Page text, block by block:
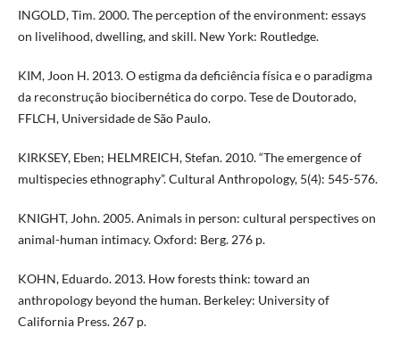
INGOLD, Tim. 2000. The perception of the environment: essays
on livelihood, dwelling, and skill. New York: Routledge.
KIM, Joon H. 2013. O estigma da deficiência física e o paradigma
da reconstrução biocibernética do corpo. Tese de Doutorado,
FFLCH, Universidade de São Paulo.
KIRKSEY, Eben; HELMREICH, Stefan. 2010. “The emergence of
multispecies ethnography”. Cultural Anthropology, 5(4): 545-576.
KNIGHT, John. 2005. Animals in person: cultural perspectives on
animal-human intimacy. Oxford: Berg. 276 p.
KOHN, Eduardo. 2013. How forests think: toward an
anthropology beyond the human. Berkeley: University of
California Press. 267 p.